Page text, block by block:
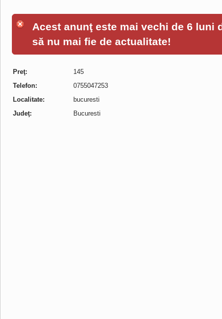
Acest anunţ este mai vechi de 6 luni
să nu mai fie de actualitate!
Preţ:
145
Telefon:
0755047253
Localitate:
bucuresti
Judeţ:
Bucuresti